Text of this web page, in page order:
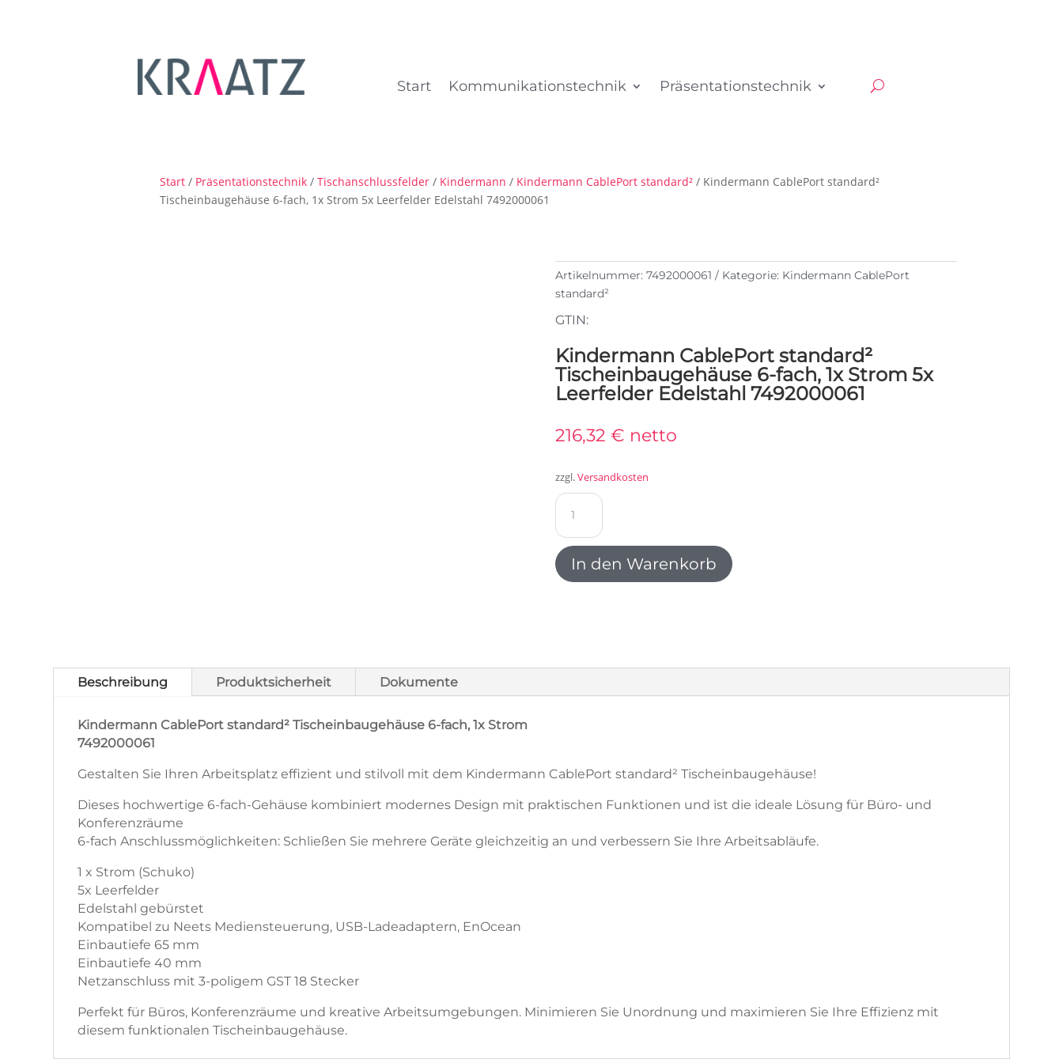
Start Kommunikationstechnik Präsentationstechnik
Start/ Präsentationstechnik/ Tischanschlussfelder/ Kindermann / Kindermann CablePort standard²/ Kindermann CablePort standard²
Tischeinbaugehäuse 6-fach, 1x Strom 5x Leerfelder Edelstahl 7492000061
Artikelnummer: 7492000061 Kategorie: Kindermann CablePort
standard²
GTIN:
Kindermann CablePort standard²
Tischeinbaugehäuse 6-fach, 1x Strom 5x
Leerfelder Edelstahl 7492000061
216,32 € netto
zzgl.Versandkosten
Kindermann
CablePort
standard²
Tischeinbaugehäuse
6-
Leerfelder
7492000061
In den Warenkorb
Beschreibung Produktsicherheit Dokumente
Kindermann CablePort standard² Tischeinbaugehäuse 6-fach, 1x Strom
7492000061
Gestalten Sie Ihren Arbeitsplatz effizient und stilvoll mit dem Kindermann CablePort standard² Tischeinbaugehäuse!
Dieses hochwertige 6-fach-Gehäuse kombiniert modernes Design mit praktischen Funktionen und ist die ideale Lösung für Büro- und
Konferenzräume
6-fach Anschlussmöglichkeiten: Schließen Sie mehrere Geräte gleichzeitig an und verbessern Sie Ihre Arbeitsabläufe.
1 x Strom (Schuko)
5x Leerfelder
Edelstahl gebürstet
Kompatibel zu Neets Mediensteuerung, USB-Ladeadaptern, EnOcean
Einbautiefe 65 mm
Einbautiefe 40 mm
Netzanschluss mit 3-poligem GST 18 Stecker
Perfekt für Büros, Konferenzräume und kreative Arbeitsumgebungen. Minimieren Sie Unordnung und maximieren Sie Ihre Effizienz mit
diesem funktionalen Tischeinbaugehäuse.